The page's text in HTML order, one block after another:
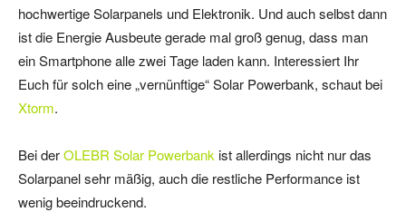
hochwertige Solarpanels und Elektronik. Und auch selbst dann
ist die Energie Ausbeute gerade mal groß genug, dass man
ein Smartphone alle zwei Tage laden kann. Interessiert Ihr
Euch für solch eine „vernünftige“ Solar Powerbank, schaut bei
Xtorm.
Bei derOLEBR Solar Powerbank ist allerdings nicht nur das
Solarpanel sehr mäßig, auch die restliche Performance ist
wenig beeindruckend.